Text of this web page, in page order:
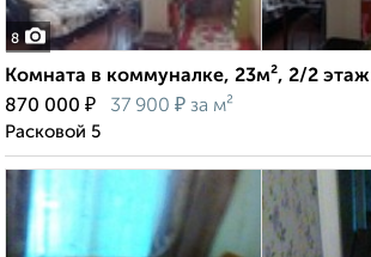
8
Комната в коммуналке, 23м², 2/2 этаж
870 000 ₽ 37 900 ₽ за м²
Расковой 5